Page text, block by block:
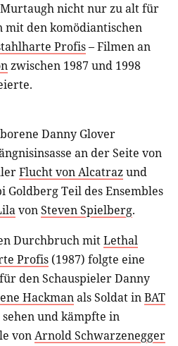
nicht nur zu alt für
mit den komödiantischen
Profis– Filmen an
zwischen 1987 und 1998
Danny Glover
an der Seite von
Flucht von Alcatrazund
Goldberg Teil des Ensembles
vonSteven Spielberg.
Durchbruch mitLethal
Profis (1987) folgte eine
den Schauspieler Danny
Hackmanals Soldat inBAT
sehen und kämpfte in
vonArnold Schwarzenegger